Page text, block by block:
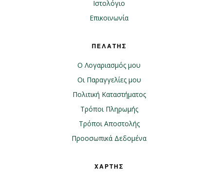
Ιστολόγιο
Επικοινωνία
ΠΕΛΑΤΗΣ
Ο Λογαριασμός μου
Οι Παραγγελίες μου
Πολιτική Καταστήματος
Τρόποι Πληρωμής
Τρόποι Αποστολής
Προοσωπικά Δεδομένα
ΧΑΡΤΗΣ